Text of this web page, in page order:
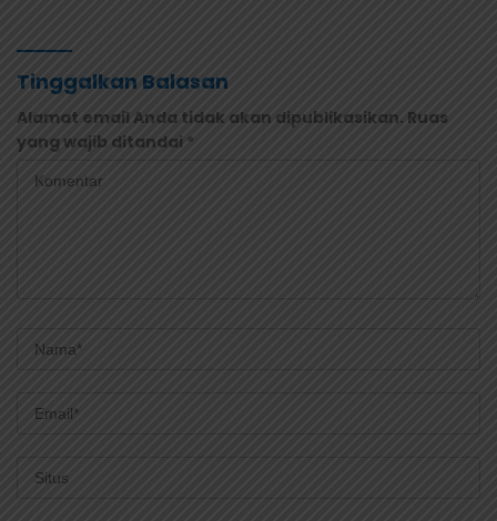
Tinggalkan Balasan
Alamat email Anda tidak akan dipublikasikan. Ruas
yang wajib ditandai *